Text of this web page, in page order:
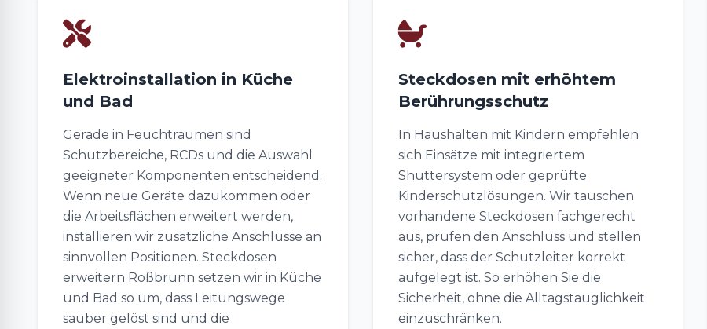
Elektroinstallation in Küche
und Bad
Gerade in Feuchträumen sind
Schutzbereiche, RCDs und die Auswahl
geeigneter Komponenten entscheidend.
Wenn neue Geräte dazukommen oder
die Arbeitsflächen erweitert werden,
installieren wir zusätzliche Anschlüsse an
sinnvollen Positionen. Steckdosen
erweitern Roßbrunn setzen wir in Küche
und Bad so um, dass Leitungswege
sauber gelöst sind und die
Steckdosen mit erhöhtem
Berührungsschutz
In Haushalten mit Kindern empfehlen
sich Einsätze mit integriertem
Shuttersystem oder geprüfte
Kinderschutzlösungen. Wir tauschen
vorhandene Steckdosen fachgerecht
aus, prüfen den Anschluss und stellen
sicher, dass der Schutzleiter korrekt
aufgelegt ist. So erhöhen Sie die
Sicherheit, ohne die Alltagstauglichkeit
einzuschränken.